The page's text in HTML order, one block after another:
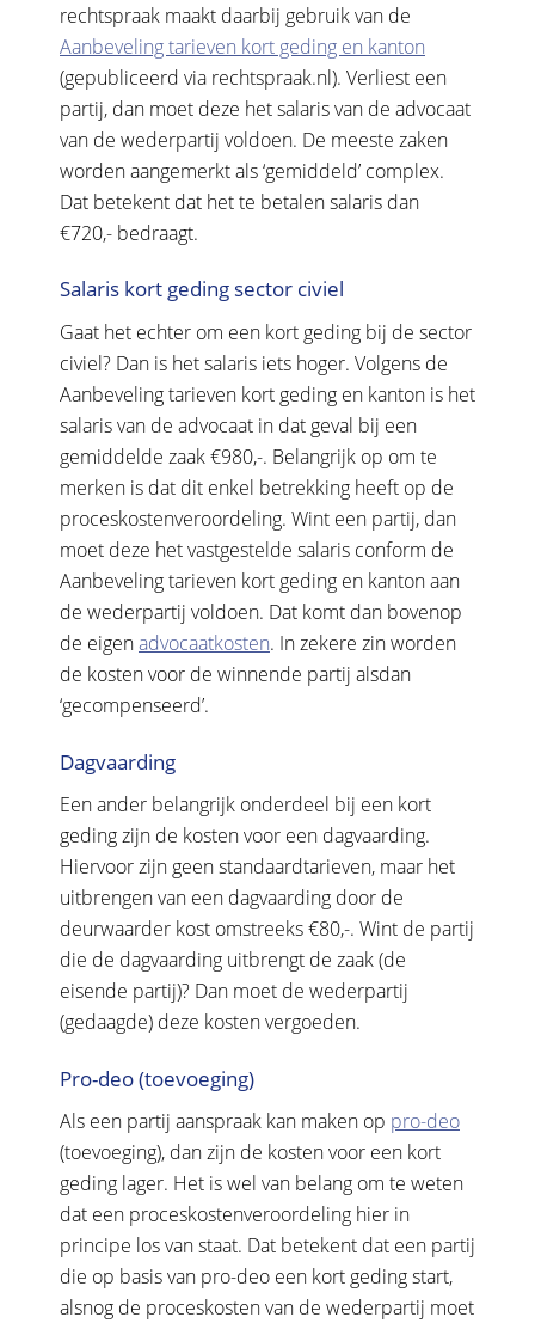
rechtspraak maakt daarbij gebruik van de
Aanbeveling tarieven kort geding en kanton
(gepubliceerd via rechtspraak.nl). Verliest een
partij, dan moet deze het salaris van de advocaat
van de wederpartij voldoen. De meeste zaken
worden aangemerkt als ‘gemiddeld’ complex.
Dat betekent dat het te betalen salaris dan
€720,- bedraagt.
Salaris kort geding sector civiel
Gaat het echter om een kort geding bij de sector
civiel? Dan is het salaris iets hoger. Volgens de
Aanbeveling tarieven kort geding en kanton is het
salaris van de advocaat in dat geval bij een
gemiddelde zaak €980,-. Belangrijk op om te
merken is dat dit enkel betrekking heeft op de
proceskostenveroordeling. Wint een partij, dan
moet deze het vastgestelde salaris conform de
Aanbeveling tarieven kort geding en kanton aan
de wederpartij voldoen. Dat komt dan bovenop
de eigenadvocaatkosten. In zekere zin worden
de kosten voor de winnende partij alsdan
‘gecompenseerd’.
Dagvaarding
Een ander belangrijk onderdeel bij een kort
geding zijn de kosten voor een dagvaarding.
Hiervoor zijn geen standaardtarieven, maar het
uitbrengen van een dagvaarding door de
deurwaarder kost omstreeks €80,-. Wint de partij
die de dagvaarding uitbrengt de zaak (de
eisende partij)? Dan moet de wederpartij
(gedaagde) deze kosten vergoeden.
Pro-deo (toevoeging)
Als een partij aanspraak kan maken op pro-deo
(toevoeging), dan zijn de kosten voor een kort
geding lager. Het is wel van belang om te weten
dat een proceskostenveroordeling hier in
principe los van staat. Dat betekent dat een partij
die op basis van pro-deo een kort geding start,
alsnog de proceskosten van de wederpartij moet